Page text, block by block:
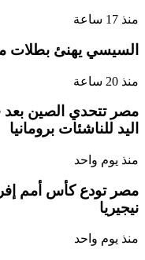
منذ 17 ساعة
السيسي يهنئ بطلات
منذ 20 ساعة
مصر تتحدي الصين بعد
اليد للناشئات برومانيا
منذ يوم واحد
مصر تودع كأس أمم
نيجيريا
منذ يوم واحد